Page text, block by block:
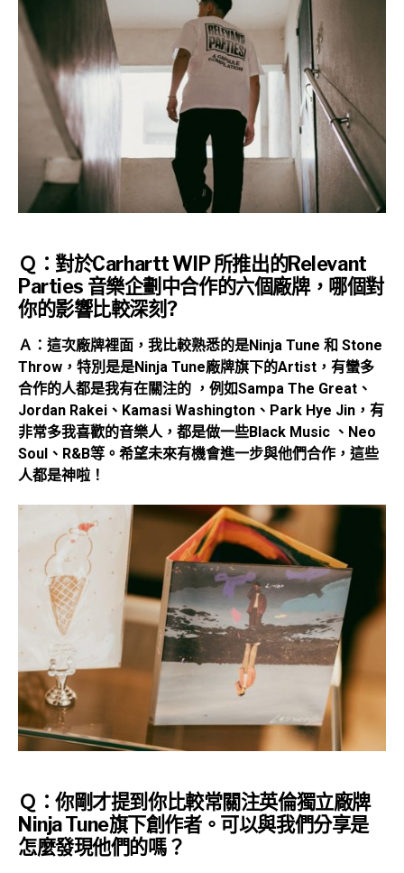
Ｑ：對於Carhartt WIP 所推出的Relevant
Parties 音樂企劃中合作的六個廠牌，哪個對
你的影響比較深刻?
Ａ：這次廠牌裡面，我比較熟悉的是Ninja Tune 和 Stone
Throw，特別是是Ninja Tune廠牌旗下的Artist，有蠻多
合作的人都是我有在關注的 ，例如Sampa The Great、
Jordan Rakei、Kamasi Washington、Park Hye Jin，有
非常多我喜歡的音樂人，都是做一些Black Music 、Neo
Soul、R&B等。希望未來有機會進一步與他們合作，這些
人都是神啦！
Ｑ：你剛才提到你比較常關注英倫獨立廠牌
Ninja Tune旗下創作者。可以與我們分享是
怎麼發現他們的嗎？